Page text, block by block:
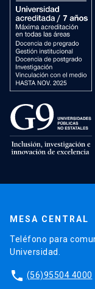
MESA CENTRAL
Teléfono para
Universidad.
phone (56)95504 4000